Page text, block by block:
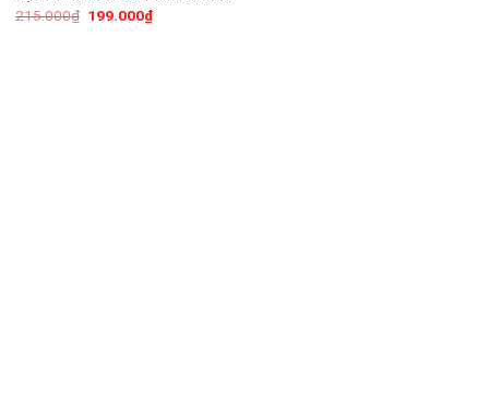
215.000₫ 199.000₫